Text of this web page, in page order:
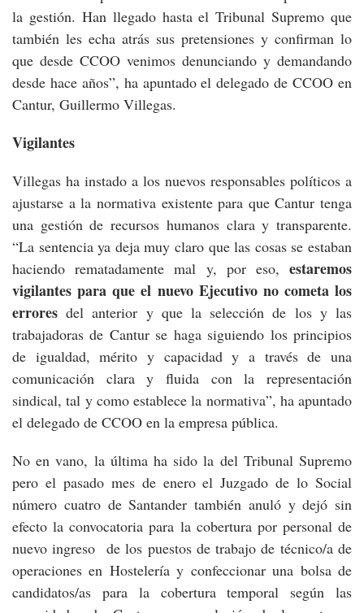
la gestión. Han llegado hasta el Tribunal Supremo que
también les echa atrás sus pretensiones y confirman lo
que desde CCOO venimos denunciando y demandando
desde hace años”, ha apuntado el delegado de CCOO en
Cantur, Guillermo Villegas.
Vigilantes
Villegas ha instado a los nuevos responsables políticos a
ajustarse a la normativa existente para que Cantur tenga
una gestión de recursos humanos clara y transparente.
“La sentencia ya deja muy claro que las cosas se estaban
haciendo rematadamente mal y, por eso, estaremos
vigilantes para que el nuevo Ejecutivo no cometa los
errores del anterior y que la selección de los y las
trabajadoras de Cantur se haga siguiendo los principios
de igualdad, mérito y capacidad y a través de una
comunicación clara y fluida con la representación
sindical, tal y como establece la normativa”, ha apuntado
el delegado de CCOO en la empresa pública.
No en vano, la última ha sido la del Tribunal Supremo
pero el pasado mes de enero el Juzgado de lo Social
número cuatro de Santander también anuló y dejó sin
efecto la convocatoria para la cobertura por personal de
nuevo ingreso de los puestos de trabajo de técnico/a de
operaciones en Hostelería y confeccionar una bolsa de
candidatos/as para la cobertura temporal según las